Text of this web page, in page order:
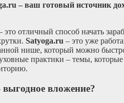
– ваш готовый источник
отличный способ начать
Satyoga.ru – это уже
нише, который можно
практики – темы, которые
вложение?